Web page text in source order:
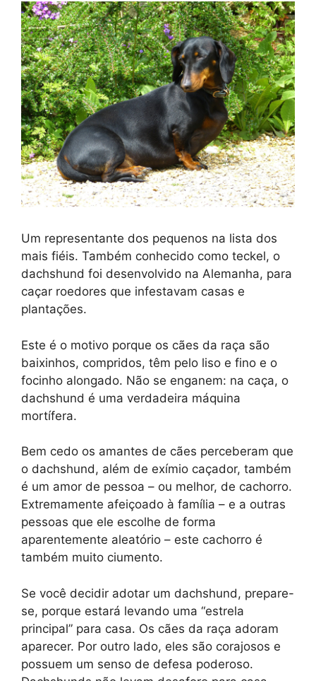
Um representante dos pequenos na lista dos
mais fiéis. Também conhecido como teckel, o
dachshund foi desenvolvido na Alemanha, para
caçar roedores que infestavam casas e
plantações.
Este é o motivo porque os cães da raça são
baixinhos, compridos, têm pelo liso e fino e o
focinho alongado. Não se enganem: na caça, o
dachshund é uma verdadeira máquina
mortífera.
Bem cedo os amantes de cães perceberam que
o dachshund, além de exímio caçador, também
é um amor de pessoa – ou melhor, de cachorro.
Extremamente afeiçoado à família – e a outras
pessoas que ele escolhe de forma
aparentemente aleatório – este cachorro é
também muito ciumento.
Se você decidir adotar um dachshund, prepare-
se, porque estará levando uma “estrela
principal” para casa. Os cães da raça adoram
aparecer. Por outro lado, eles são corajosos e
possuem um senso de defesa poderoso.